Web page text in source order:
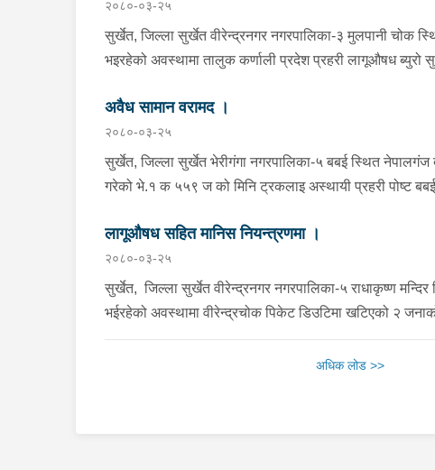
२०८०-०३-२५
सुर्खेत, जिल्ला सुर्खेत वीरेन्द्रनगर नगरपालिका-३ मुलपानी चोक
भइरहेको अवस्थामा तालुक कर्णाली प्रदेश प्रहरी लागूऔषध ब्युरो
ब्राउन सुगर जस्तो देखिने खैरो धुलो पदार्थ सहित नियन्त्रणमा
जिल्ला प्रहरी कार्यालय सुर्खेत मा ल्याई राखिएको ।
अवैध सामान वरामद ।
२०८०-०३-२५
सुर्खेत, जिल्ला सुर्खेत भेरीगंगा नगरपालिका-५ बबई स्थित नेपालगंज
गरेको भे.१ क ५५९ ज को मिनि ट्रकलाइ अस्थायी प्रहरी पोष्ट
बरामद गरि अस्थायी प्रहरी पोष्ट बबईमा राखिएको,गाडि गन्तव्य
लागूऔषध सहित मानिस नियन्त्रणमा ।
२०८०-०३-२५
सुर्खेत, जिल्ला सुर्खेत वीरेन्द्रनगर नगरपालिका-५ राधाकृष्ण
भईरहेको अवस्थामा वीरेन्द्रचोक पिकेट डिउटिमा खटिएको २
बस्ने निम्न ब्यक्तिहरुलाई नापतौल नगरेको ५ पुडिया( नापतौल गर्दा
लागूऔषध ब्राउन सुगर जस्तो देखिने खैरो धुलो पदार्थ सहित
अधिक लोड >>